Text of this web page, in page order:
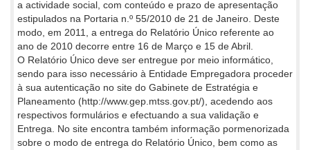
a actividade social, com conteúdo e prazo de apresentação
estipulados na Portaria n.º 55/2010 de 21 de Janeiro. Deste
modo, em 2011, a entrega do Relatório Único referente ao
ano de 2010 decorre entre 16 de Março e 15 de Abril.
O Relatório Único deve ser entregue por meio informático,
sendo para isso necessário à Entidade Empregadora proceder
à sua autenticação no site do Gabinete de Estratégia e
Planeamento (http://www.gep.mtss.gov.pt/), acedendo aos
respectivos formulários e efectuando a sua validação e
Entrega. No site encontra também informação pormenorizada
sobre o modo de entrega do Relatório Único, bem como as